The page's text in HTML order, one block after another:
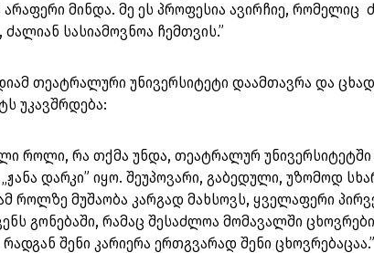
არაფერი მინდა. მე ეს პროფესია ავირჩიე, რომელიც
ძალიან სასიამოვნოა ჩემთვის.”
თეატრალური უნივერსიტეტი დაამთავრა და
უკავშრდება:
როლი, რა თქმა უნდა, თეატრალურ
დარკი” იყო. შეუპოვარი, გაბედული, უზომოდ
როლზე მუშაობა კარგად მახსოვს, ყველაფერი
გონებაში, რამაც შესაძლოა მომავალში
შენი კარიერა ერთგვარად შენი ცხოვრებაცაა.”